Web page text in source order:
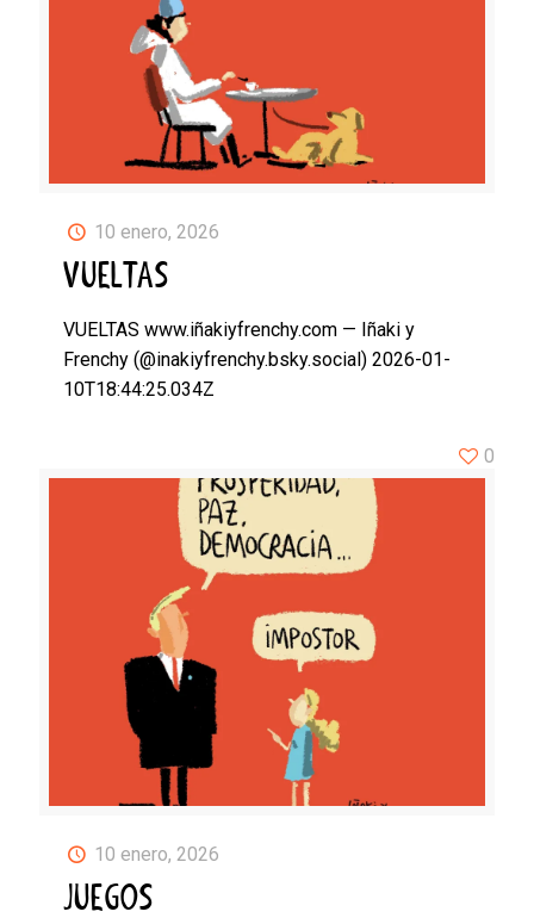
10 enero, 2026
VUELTAS
VUELTAS www.iñakiyfrenchy.com — Iñaki y
Frenchy (@inakiyfrenchy.bsky.social) 2026-01-
10T18:44:25.034Z
10 enero, 2026
JUEGOS
0